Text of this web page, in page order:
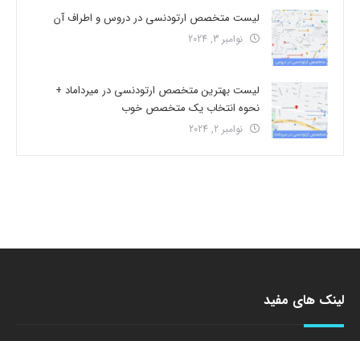
لیست متخصص ارتودنسی در دروس و اطراف آن
نوامبر 3, 2024
لیست بهترین متخصص ارتودنسی در میرداماد +
نحوه انتخاب یک متخصص خوب
نوامبر 2, 2024
لینک های مفید